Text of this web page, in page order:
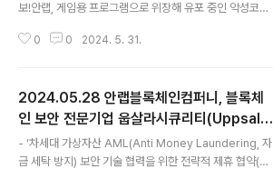
보!안랩, 게임용 프로그램으로 위장해 유포 중인 악성코드
인 게임 등 다양한 게임 관련 프로그램으로 위장해 악성코
넷 브라우저, 응용프로그램, 오피스 SW 등 프로그램의 최
신 버전 유지 및 보안 패치 적용 ▲최신 버전 백신 사용 및
실시간 감시 적용 등 기본 보안 수칙 준수 필요 안랩(대표
강석균, www.ahnlab.com )이 최근 파일공유 사이트에
서 게임 관련 프로그램으로 위장한 악성코드 유포 사례를
0 0 2024. 5. 31.
2024.05.28 안랩블록체인컴퍼니, 블록체
인 보안 전문기업 웁살라시큐리티(Uppsala
Security)와 전략적 제휴 협약(MOU) 체결
- ‘차세대 가상자산 AML(Anti Money Laundering, 자
금 세탁 방지) 보안 기술 협력을 위한 전략적 제휴 협약(M